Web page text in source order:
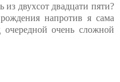
из двухсот двадцати пяти?
напротив я сама
очередной очень сложной